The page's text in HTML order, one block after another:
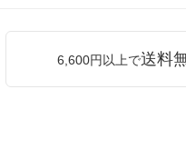
6,600円以上で送料